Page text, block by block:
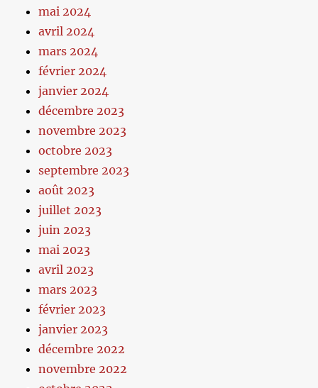
mai 2024
avril 2024
mars 2024
février 2024
janvier 2024
décembre 2023
novembre 2023
octobre 2023
septembre 2023
août 2023
juillet 2023
juin 2023
mai 2023
avril 2023
mars 2023
février 2023
janvier 2023
décembre 2022
novembre 2022